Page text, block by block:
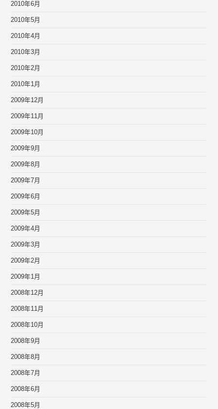
2010年6月
2010年5月
2010年4月
2010年3月
2010年2月
2010年1月
2009年12月
2009年11月
2009年10月
2009年9月
2009年8月
2009年7月
2009年6月
2009年5月
2009年4月
2009年3月
2009年2月
2009年1月
2008年12月
2008年11月
2008年10月
2008年9月
2008年8月
2008年7月
2008年6月
2008年5月